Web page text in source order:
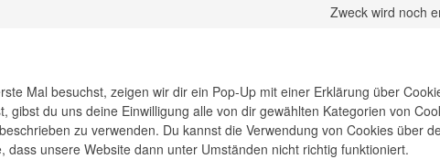
Zweck wird noch
Mal besuchst, zeigen wir dir ein Pop-Up mit einer Erklärung über
gibst du uns deine Einwilligung alle von dir gewählten Kategorien von
zu verwenden. Du kannst die Verwendung von Cookies über
dass unsere Website dann unter Umständen nicht richtig funktioniert.